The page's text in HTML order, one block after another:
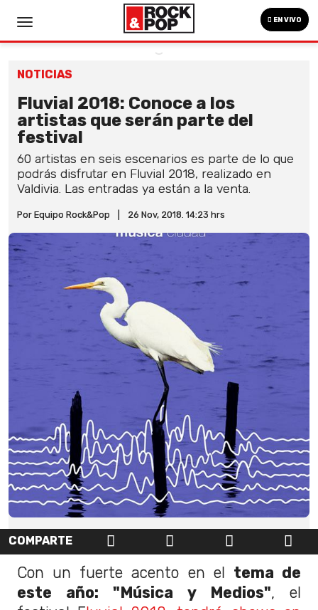
EN VIVO
NOTICIAS
Fluvial 2018: Conoce a los
artistas que serán parte del
festival
60 artistas en seis escenarios es parte de lo que
podrás disfrutar en Fluvial 2018, realizado en
Valdivia. Las entradas ya están a la venta.
Por Equipo Rock&Pop 26 Nov, 2018. 14:23 hrs
COMPARTE
Con un fuerte acento en el tema de
este año: "Música y Medios", el